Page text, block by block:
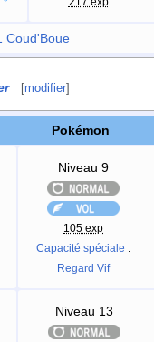
Coud'Boue
[modifier]
Pokémon
Niveau 9
105 exp
Capacité spéciale :
Regard Vif
Niveau 13